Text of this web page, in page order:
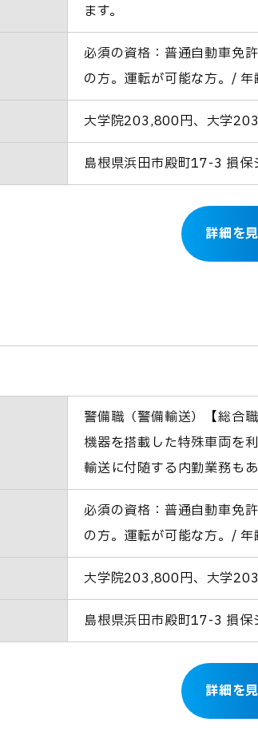
ます。
必須の資格：普通自動車免
の方。運転が可能な方。/
大学院203,800円、大学
島根県浜田市殿町17-3 損
詳細を
警備職（警備輸送）【総合
機器を搭載した特殊車両を
輸送に付随する内勤業務もあ
必須の資格：普通自動車免
の方。運転が可能な方。/
大学院203,800円、大学
島根県浜田市殿町17-3 損
詳細を